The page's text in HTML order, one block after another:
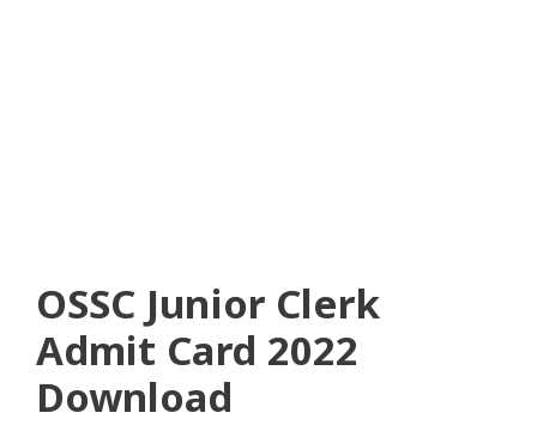
OSSC Junior Clerk
Admit Card 2022
Download